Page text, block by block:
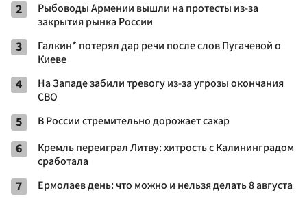
2
Рыбоводы Армении вышли на протесты из-за
закрытия рынка России
3
Галкин* потерял дар речи после слов Пугачевой о
Киеве
4
На Западе забили тревогу из-за угрозы окончания
СВО
5 В России стремительно дорожает сахар
6
Кремль переиграл Литву: хитрость с Калининградом
сработала
7 Ермолаев день: что можно и нельзя делать 8 августа